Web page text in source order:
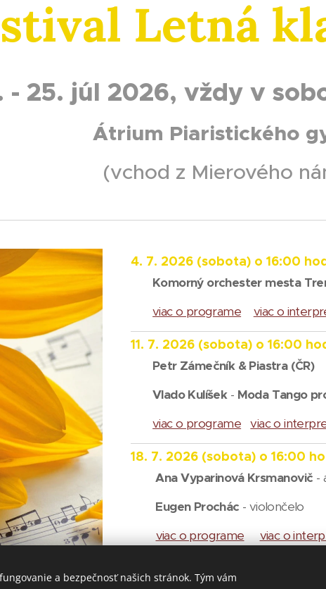
Letná
- 25. júl 2026, vždy v
Átrium Piaristického
(vchod z Mierového
4. 7. 2026 (sobota) o 16:00
Komorný orchester mesta
viac o programe
viac o
11. 7. 2026 (sobota) o 16:00
Petr Zámečník & Piastra (ČR)
Vlado Kulíšek- Moda Tango
viac o programe
viac o
18. 7. 2026 (sobota) o 16:00
Ana Vyparinová Krsmanovič -
Eugen Prochác - violončelo
viac o programe
viac o
a bezpečnosť našich stránok. Tým vám